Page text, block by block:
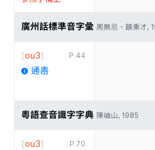
廣州話標準音字彙 周無忌、饒秉才,
P.44
[ou3]
通嶴
粵語查音識字字典 陳岫山, 1985
P.70
[ou3]